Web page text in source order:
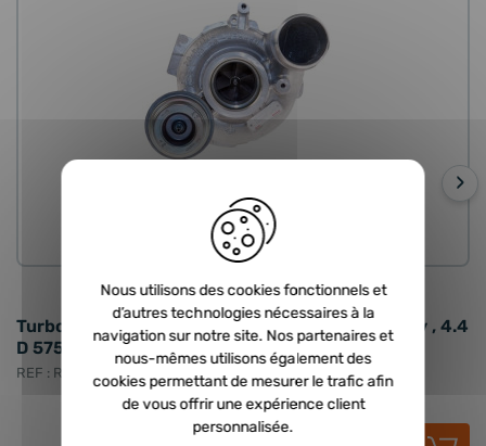
›
ECHANGE STANDARD
Turbo échange standard GARRETT - 4.4 D 560cv , 4.4
D 575cv , 4.4 D 600cv
REF : RCD-824453-5003S
Nous utilisons des cookies fonctionnels et
d’autres technologies nécessaires à la
navigation sur notre site. Nos partenaires et
nous-mêmes utilisons également des
cookies permettant de mesurer le trafic afin
de vous offrir une expérience client
personnalisée.